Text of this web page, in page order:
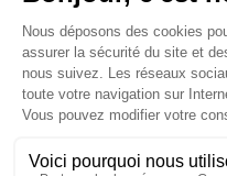
Liens utiles
Mémorial de la Shoah
Le camp des Milles
Yad Vashem France
Akadem